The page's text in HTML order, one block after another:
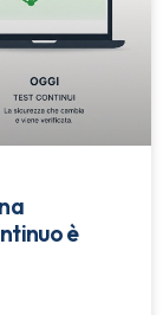
è